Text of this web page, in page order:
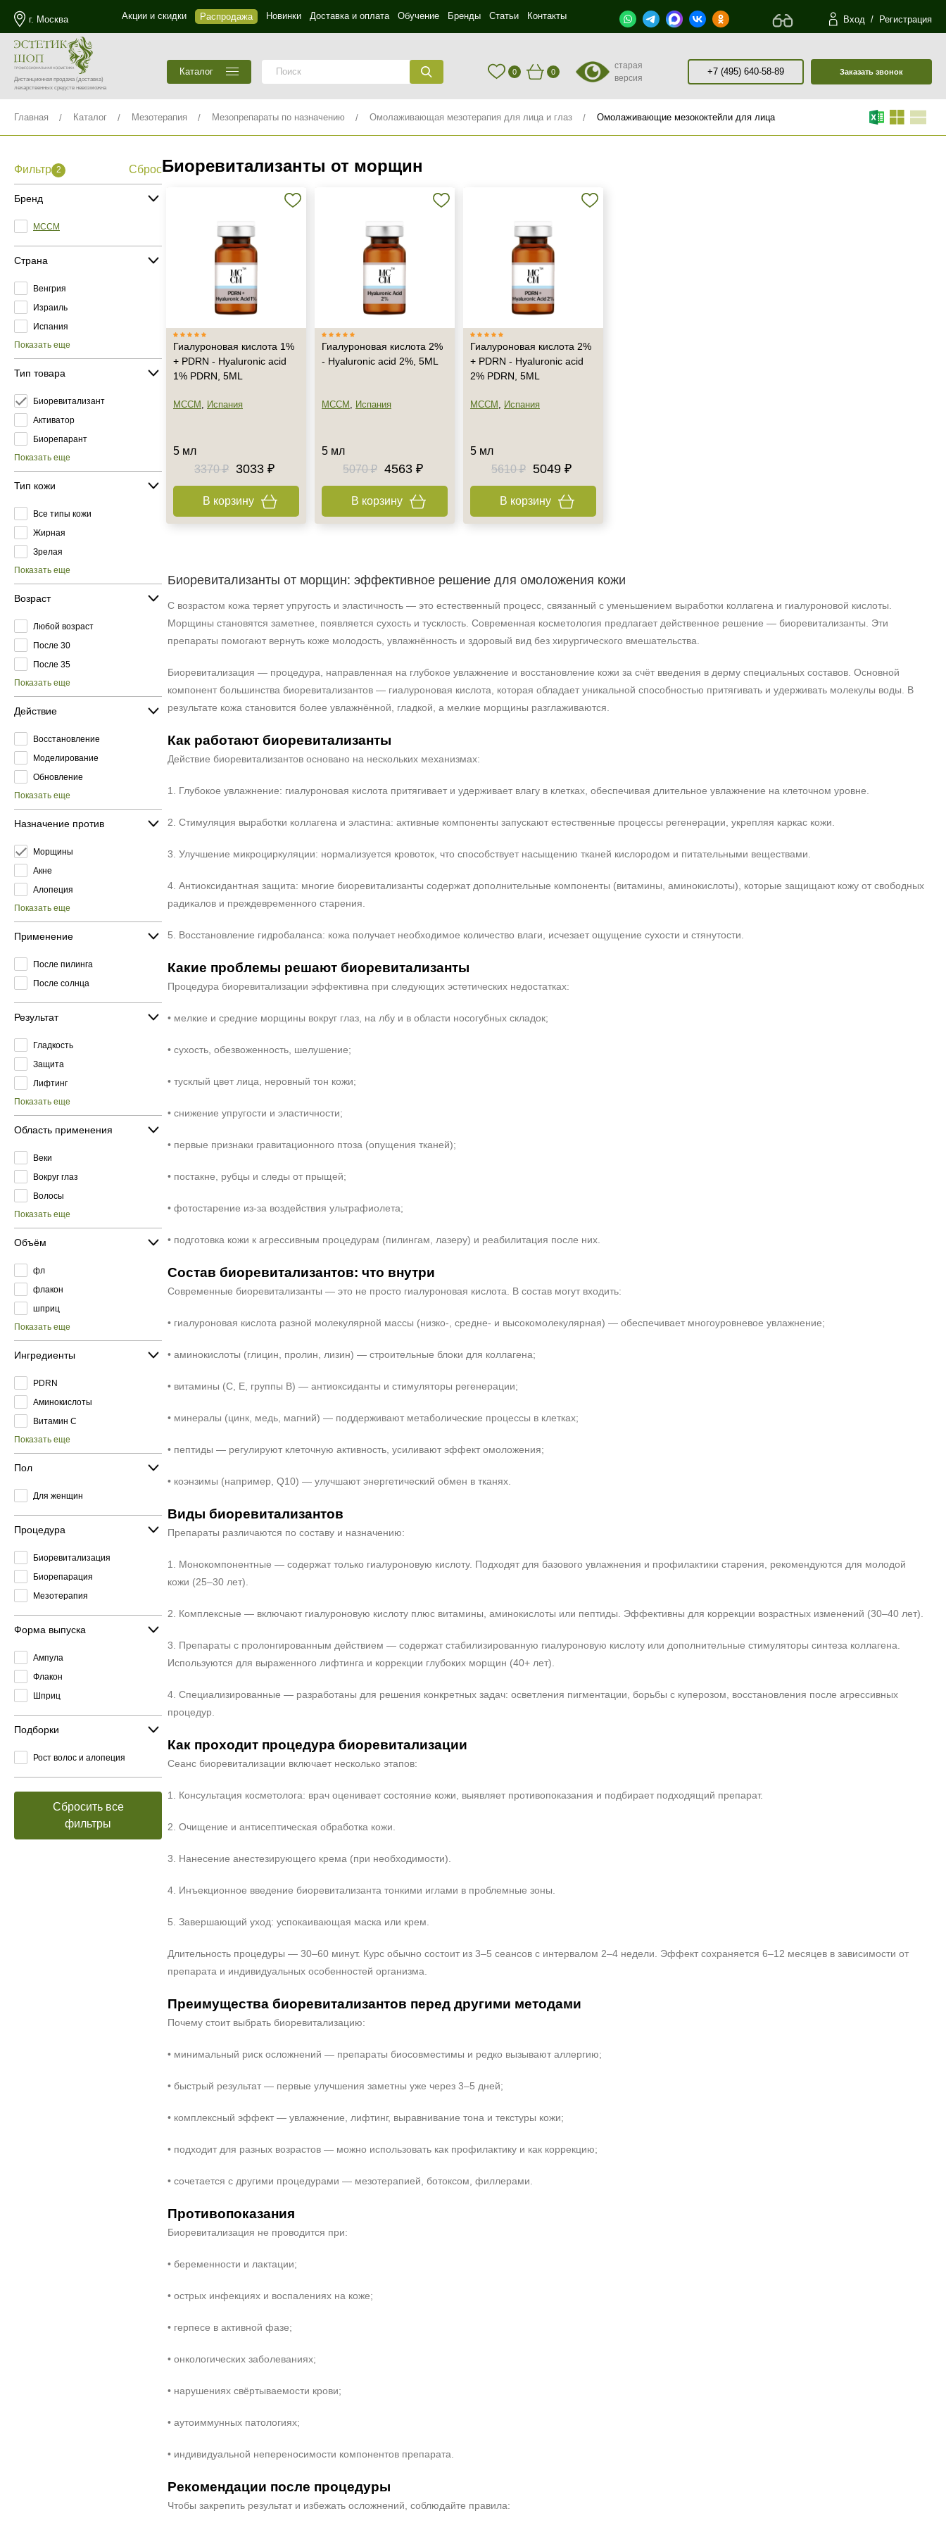
г. Москва Акции и скидки Распродажа Новинки Доставка и оплата Обучение Бренды Статьи Контакты Вход / Регистрация
Дистанционная продажа(доставка)
лекарственных средств невозможна
Каталог 0 0
старая
версия
+7 (495) 640-58-89 Заказать звонок
Главная Каталог Мезотерапия Мезопрепараты по назначению Омолаживающая мезотерапия для лица и глаз Омолаживающие мезококтейли для лица
Фильтр 2 Сброс
Бренд
MCCM
Страна
Венгрия
Израиль
Испания
Показать еще
Тип товара
Биоревитализант
Активатор
Биорепарант
Показать еще
Тип кожи
Все типы кожи
Жирная
Зрелая
Показать еще
Возраст
Любой возраст
После 30
После 35
Показать еще
Действие
Восстановление
Моделирование
Обновление
Показать еще
Назначение против
Морщины
Акне
Алопеция
Показать еще
Применение
После пилинга
После солнца
Результат
Гладкость
Защита
Лифтинг
Показать еще
Область применения
Веки
Вокруг глаз
Волосы
Показать еще
Объём
фл
флакон
шприц
Показать еще
Ингредиенты
PDRN
Аминокислоты
Витамин C
Показать еще
Пол
Для женщин
Процедура
Биоревитализация
Биорепарация
Мезотерапия
Форма выпуска
Ампула
Флакон
Шприц
Подборки
Рост волос и алопеция
Сбросить все
фильтры
Биоревитализанты от морщин
Гиалуроновая кислота 1%
+ PDRN - Hyaluronic acid
1% PDRN, 5ML
MCCM , Испания
5 мл
3370 ₽
3033 ₽
В корзину
Гиалуроновая кислота 2%
- Hyaluronic acid 2%, 5ML
MCCM , Испания
5 мл
5070 ₽ 4563 ₽
В корзину
Гиалуроновая кислота 2%
+ PDRN - Hyaluronic acid
2% PDRN, 5ML
MCCM , Испания
5 мл
5610 ₽ 5049 ₽
В корзину
Биоревитализанты от морщин: эффективное решение для омоложения кожи
С возрастом кожа теряет упругость и эластичность — это естественный процесс, связанный с уменьшением выработки коллагена и гиалуроновой кислоты.
Морщины становятся заметнее, появляется сухость и тусклость. Современная косметология предлагает действенное решение — биоревитализанты. Эти
препараты помогают вернуть коже молодость, увлажнённость и здоровый вид без хирургического вмешательства.
Биоревитализация — процедура, направленная на глубокое увлажнение и восстановление кожи за счёт введения в дерму специальных составов. Основной
компонент большинства биоревитализантов — гиалуроновая кислота, которая обладает уникальной способностью притягивать и удерживать молекулы воды. В
результате кожа становится более увлажнённой, гладкой, а мелкие морщины разглаживаются.
Как работают биоревитализанты
Действие биоревитализантов основано на нескольких механизмах:
1. Глубокое увлажнение: гиалуроновая кислота притягивает и удерживает влагу в клетках, обеспечивая длительное увлажнение на клеточном уровне.
2. Стимуляция выработки коллагена и эластина: активные компоненты запускают естественные процессы регенерации, укрепляя каркас кожи.
3. Улучшение микроциркуляции: нормализуется кровоток, что способствует насыщению тканей кислородом и питательными веществами.
4. Антиоксидантная защита: многие биоревитализанты содержат дополнительные компоненты (витамины, аминокислоты), которые защищают кожу от свободных
радикалов и преждевременного старения.
5. Восстановление гидробаланса: кожа получает необходимое количество влаги, исчезает ощущение сухости и стянутости.
Какие проблемы решают биоревитализанты
Процедура биоревитализации эффективна при следующих эстетических недостатках:
• мелкие и средние морщины вокруг глаз, на лбу и в области носогубных складок;
• сухость, обезвоженность, шелушение;
• тусклый цвет лица, неровный тон кожи;
• снижение упругости и эластичности;
• первые признаки гравитационного птоза (опущения тканей);
• постакне, рубцы и следы от прыщей;
• фотостарение из‑за воздействия ультрафиолета;
• подготовка кожи к агрессивным процедурам (пилингам, лазеру) и реабилитация после них.
Состав биоревитализантов: что внутри
Современные биоревитализанты — это не просто гиалуроновая кислота. В состав могут входить:
• гиалуроновая кислота разной молекулярной массы (низко-, средне- и высокомолекулярная) — обеспечивает многоуровневое увлажнение;
• аминокислоты (глицин, пролин, лизин) — строительные блоки для коллагена;
• витамины (С, Е, группы В) — антиоксиданты и стимуляторы регенерации;
• минералы (цинк, медь, магний) — поддерживают метаболические процессы в клетках;
• пептиды — регулируют клеточную активность, усиливают эффект омоложения;
• коэнзимы (например, Q10) — улучшают энергетический обмен в тканях.
Виды биоревитализантов
Препараты различаются по составу и назначению:
1. Монокомпонентные — содержат только гиалуроновую кислоту. Подходят для базового увлажнения и профилактики старения, рекомендуются для молодой
кожи (25–30 лет).
2. Комплексные — включают гиалуроновую кислоту плюс витамины, аминокислоты или пептиды. Эффективны для коррекции возрастных изменений (30–40 лет).
3. Препараты с пролонгированным действием — содержат стабилизированную гиалуроновую кислоту или дополнительные стимуляторы синтеза коллагена.
Используются для выраженного лифтинга и коррекции глубоких морщин (40+ лет).
4. Специализированные — разработаны для решения конкретных задач: осветления пигментации, борьбы с куперозом, восстановления после агрессивных
процедур.
Как проходит процедура биоревитализации
Сеанс биоревитализации включает несколько этапов:
1. Консультация косметолога: врач оценивает состояние кожи, выявляет противопоказания и подбирает подходящий препарат.
2. Очищение и антисептическая обработка кожи.
3. Нанесение анестезирующего крема (при необходимости).
4. Инъекционное введение биоревитализанта тонкими иглами в проблемные зоны.
5. Завершающий уход: успокаивающая маска или крем.
Длительность процедуры — 30–60 минут. Курс обычно состоит из 3–5 сеансов с интервалом 2–4 недели. Эффект сохраняется 6–12 месяцев в зависимости от
препарата и индивидуальных особенностей организма.
Преимущества биоревитализантов перед другими методами
Почему стоит выбрать биоревитализацию:
• минимальный риск осложнений — препараты биосовместимы и редко вызывают аллергию;
• быстрый результат — первые улучшения заметны уже через 3–5 дней;
• комплексный эффект — увлажнение, лифтинг, выравнивание тона и текстуры кожи;
• подходит для разных возрастов — можно использовать как профилактику и как коррекцию;
• сочетается с другими процедурами — мезотерапией, ботоксом, филлерами.
Противопоказания
Биоревитализация не проводится при:
• беременности и лактации;
• острых инфекциях и воспалениях на коже;
• герпесе в активной фазе;
• онкологических заболеваниях;
• нарушениях свёртываемости крови;
• аутоиммунных патологиях;
• индивидуальной непереносимости компонентов препарата.
Рекомендации после процедуры
Чтобы закрепить результат и избежать осложнений, соблюдайте правила: